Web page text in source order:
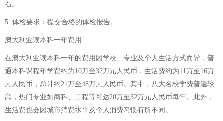
右。
5. 体检要求：提交合格的体检报告。
澳大利亚读本科一年费用
在澳大利亚读本科一年的费用因学校、专业及个人生活方式而异，普
通本科课程年学费约为10万至32万元人民币，生活费约为11万至16万
元人民币，总计约21万至48万元人民币。其中，八大名校学费普遍较
高，热门专业如商科、工程等可达20万至32万元人民币每年。此外，
生活费也会因城市消费水平及个人消费习惯有所不同。